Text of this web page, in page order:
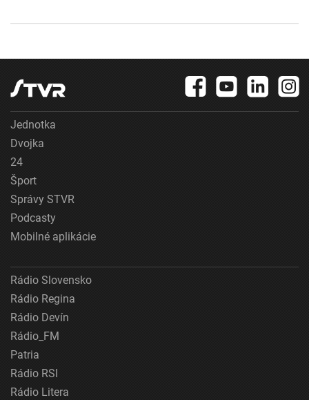
Jednotka
Dvojka
24
Šport
Správy STVR
Podcasty
Mobilné aplikácie
Rádio Slovensko
Rádio Regina
Rádio Devín
Rádio_FM
Patria
Rádio RSI
Rádio Litera